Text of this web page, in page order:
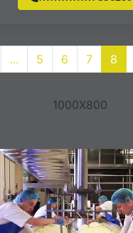
... 5 6 7 8
1000X800